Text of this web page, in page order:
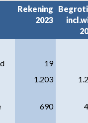
Rekening
2023
19
1.203
690